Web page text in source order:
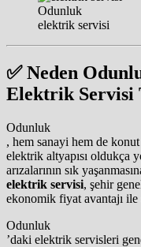
Odunluk
elektrik servisi
✅Neden
Elektrik Servisi
Odunluk
, hem sanayi hem de
elektrik altyapısı oldukça
arızalarının sık
elektrik servisi, şehir
ekonomik fiyat avantajı ile
Odunluk
’daki elektrik servisleri